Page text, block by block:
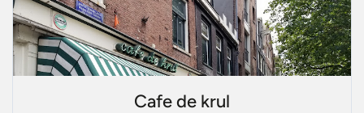
Cafe de krul